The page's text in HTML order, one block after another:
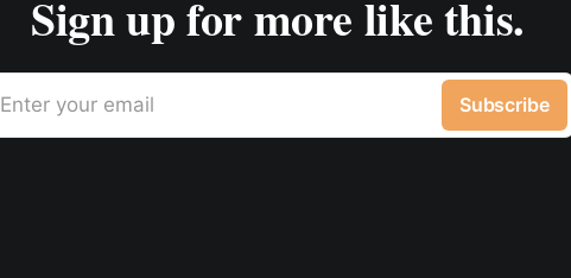
Sign up for more like this.
Enter your email Subscribe